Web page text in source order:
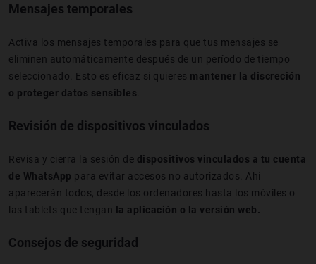
Mensajes temporales
Activa los mensajes temporales para que tus mensajes se
eliminen automáticamente después de un período de tiempo
seleccionado. Esto es eficaz si quieres mantener la discreción
o proteger datos sensibles
Revisión de dispositivos vinculados
Revisa y cierra la sesión de dispositivos vinculados a tu cuenta
de WhatsApp para evitar accesos no autorizados. Ahí
aparecerán todos, desde los ordenadores hasta los móviles o
las tablets que tengan
la aplicación o la versión web.
Consejos de seguridad